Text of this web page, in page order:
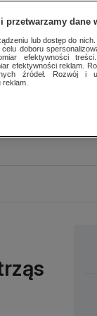
przetwarzamy dane
lub dostęp do
doboru
efektywności
efektywności reklam.
źródeł. Rozwój i